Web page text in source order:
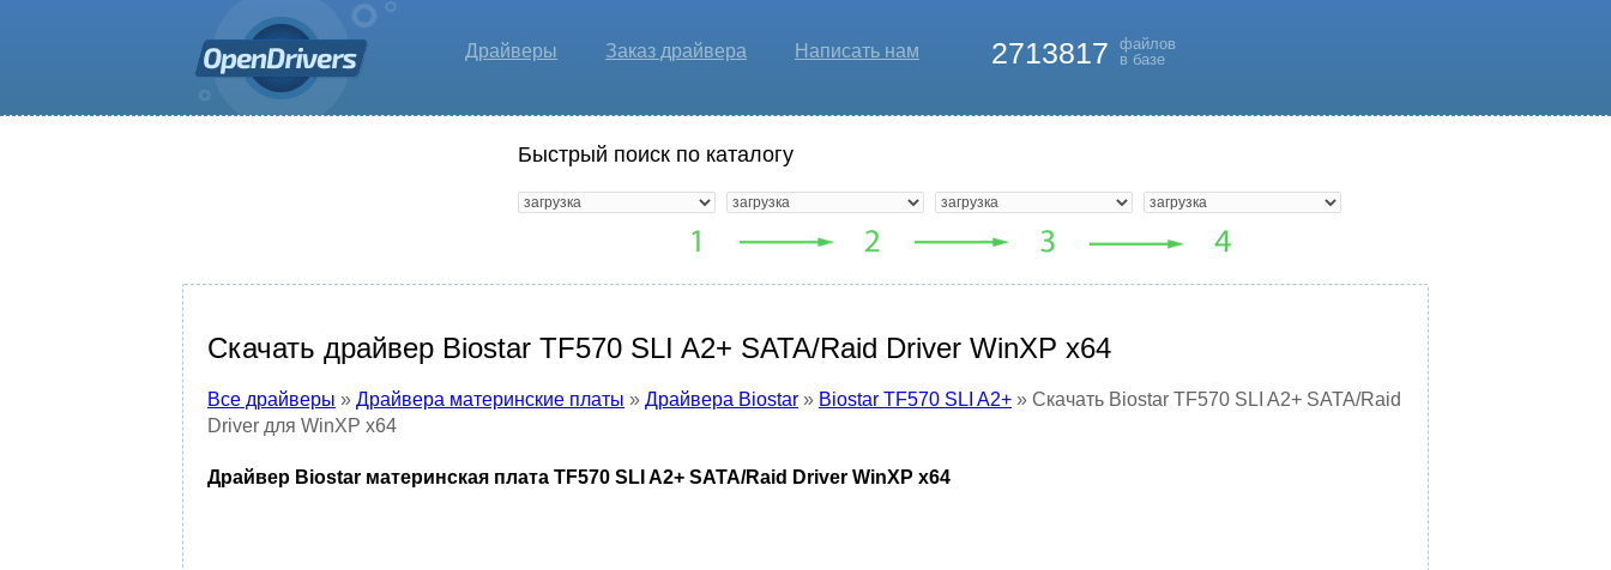
Драйверы Заказ драйвера Написать нам 2713817
файлов
в базе
Быстрый поиск по каталогу
Скачать драйвер Biostar TF570 SLI A2+ SATA/Raid Driver WinXP x64
Все драйверы » Драйвера материнские платы » Драйвера Biostar » Biostar TF570 SLI A2+ » Скачать Biostar TF570 SLI A2+ SATA/Raid
Driver для WinXP x64
Драйвер Biostar материнская плата TF570 SLI A2+ SATA/Raid Driver WinXP x64